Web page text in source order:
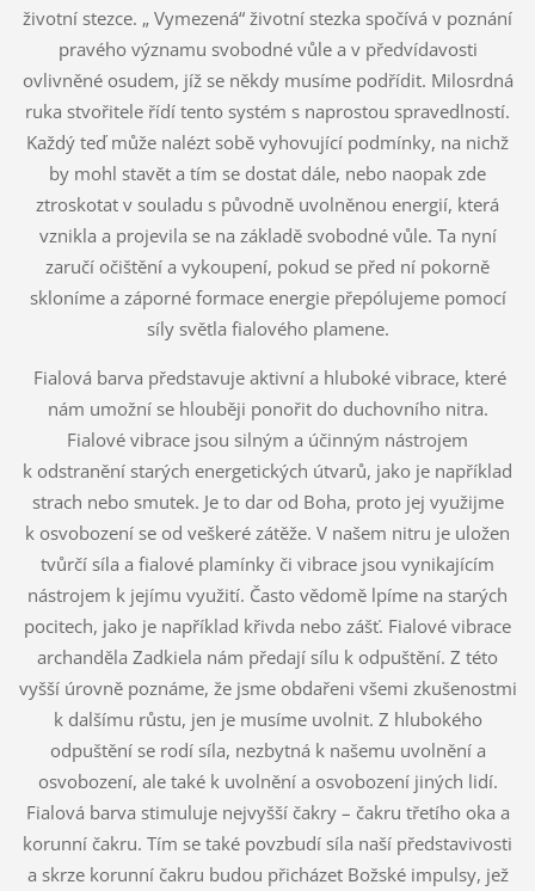
životní stezce. „ Vymezená“ životní stezka spočívá v poznání
pravého významu svobodné vůle a v předvídavosti
ovlivněné osudem, jíž se někdy musíme podřídit. Milosrdná
ruka stvořitele řídí tento systém s naprostou spravedlností.
Každý teď může nalézt sobě vyhovující podmínky, na nichž
by mohl stavět a tím se dostat dále, nebo naopak zde
ztroskotat v souladu s původně uvolněnou energií, která
vznikla a projevila se na základě svobodné vůle. Ta nyní
zaručí očištění a vykoupení, pokud se před ní pokorně
skloníme a záporné formace energie přepólujeme pomocí
síly světla fialového plamene.
Fialová barva představuje aktivní a hluboké vibrace, které
nám umožní se hlouběji ponořit do duchovního nitra.
Fialové vibrace jsou silným a účinným nástrojem
k odstranění starých energetických útvarů, jako je například
strach nebo smutek. Je to dar od Boha, proto jej využijme
k osvobození se od veškeré zátěže. V našem nitru je uložen
tvůrčí síla a fialové plamínky či vibrace jsou vynikajícím
nástrojem k jejímu využití. Často vědomě lpíme na starých
pocitech, jako je například křivda nebo zášť. Fialové vibrace
archanděla Zadkiela nám předají sílu k odpuštění. Z této
vyšší úrovně poznáme, že jsme obdařeni všemi zkušenostmi
k dalšímu růstu, jen je musíme uvolnit. Z hlubokého
odpuštění se rodí síla, nezbytná k našemu uvolnění a
osvobození, ale také k uvolnění a osvobození jiných lidí.
Fialová barva stimuluje nejvyšší čakry – čakru třetího oka a
korunní čakru. Tím se také povzbudí síla naší představivosti
a skrze korunní čakru budou přicházet Božské impulsy, jež